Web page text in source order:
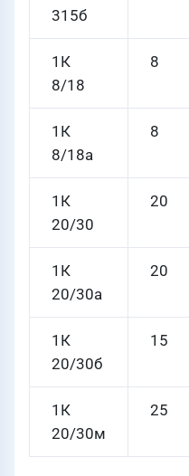
315б
1К
8/18
8
1К
8/18а
8
1К
20/30
20
1К
20/30а
20
1К
20/30б
15
1К
20/30м
25